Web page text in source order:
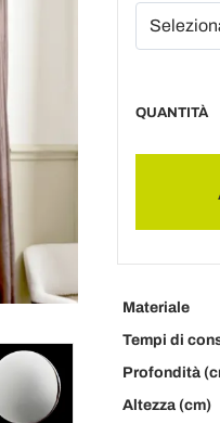
QUANTITÀ
Materiale
Tempi di
Profondità
Altezza (cm)